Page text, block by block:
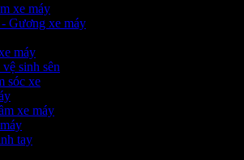
xe máy
Gương xe máy
máy
sinh sên
sóc xe
xe máy
tay